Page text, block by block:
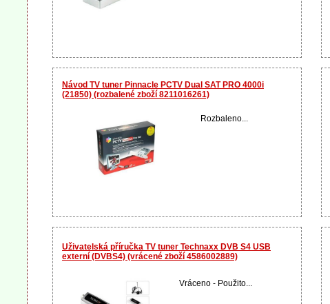
Návod TV tuner Pinnacle PCTV Dual SAT PRO 4000i
(21850) (rozbalené zboží 8211016261)
Rozbaleno...
Uživatelská příručka TV tuner Technaxx DVB S4 USB
externí (DVBS4) (vrácené zboží 4586002889)
Vráceno - Použito...